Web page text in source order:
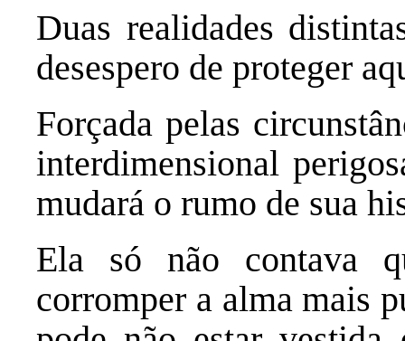
Duas realidades
desespero de proteger
Forçada pelas
interdimensional
mudará o rumo de sua
Ela só não contava
corromper a alma mais